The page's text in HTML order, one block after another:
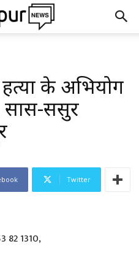
हत्या के अभियोग
सास-ससुर
Twitter
82 1310,